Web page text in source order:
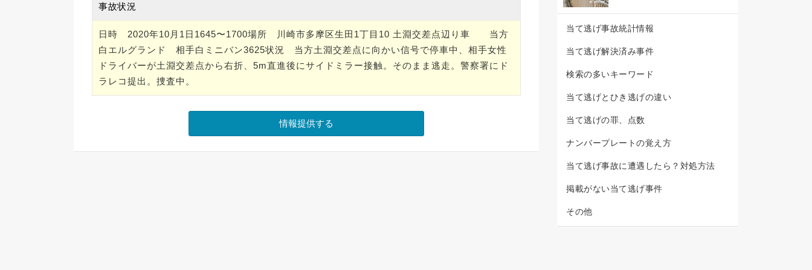
事故状況
日時 2020年10月1日1645〜1700場所 川崎市多摩区生田1丁目10 土淵交差点辺り車 当方
白エルグランド 相手白ミニバン3625状況 当方土淵交差点に向かい信号で停車中、相手女性
ドライバーが土淵交差点から右折、5m直進後にサイドミラー接触。そのまま逃走。警察署にド
ラレコ提出。捜査中。
当て逃げ事故統計情報
当て逃げ解決済み事件
検索の多いキーワード
当て逃げとひき逃げの違い
当て逃げの罪、点数
ナンバープレートの覚え方
当て逃げ事故に遭遇したら？対処方法
掲載がない当て逃げ事件
その他